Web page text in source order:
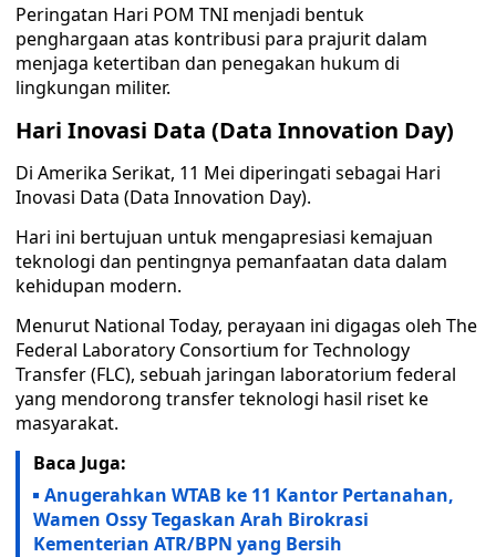
Peringatan Hari POM TNI menjadi bentuk
penghargaan atas kontribusi para prajurit dalam
menjaga ketertiban dan penegakan hukum di
lingkungan militer.
Hari Inovasi Data (Data Innovation Day)
Di Amerika Serikat, 11 Mei diperingati sebagai Hari
Inovasi Data (Data Innovation Day).
Hari ini bertujuan untuk mengapresiasi kemajuan
teknologi dan pentingnya pemanfaatan data dalam
kehidupan modern.
Menurut National Today, perayaan ini digagas oleh The
Federal Laboratory Consortium for Technology
Transfer (FLC), sebuah jaringan laboratorium federal
yang mendorong transfer teknologi hasil riset ke
masyarakat.
Baca Juga:
Anugerahkan WTAB ke 11 Kantor Pertanahan,
Wamen Ossy Tegaskan Arah Birokrasi
Kementerian ATR/BPN yang Bersih